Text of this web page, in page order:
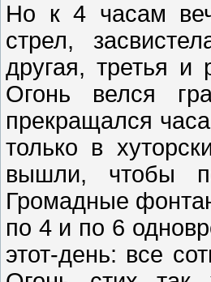
Но к 4 часам
стрел,
другая, третья и
Огонь велся
прекращался
только в
вышли, чтобы
Громадные
по 4 и по 6
этот-день: все